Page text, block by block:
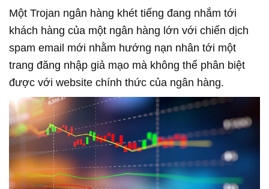
Một Trojan ngân hàng khét tiếng đang nhắm tới
khách hàng của một ngân hàng lớn với chiến dịch
spam email mới nhằm hướng nạn nhân tới một
trang đăng nhập giả mạo mà không thể phân biệt
được với website chính thức của ngân hàng.